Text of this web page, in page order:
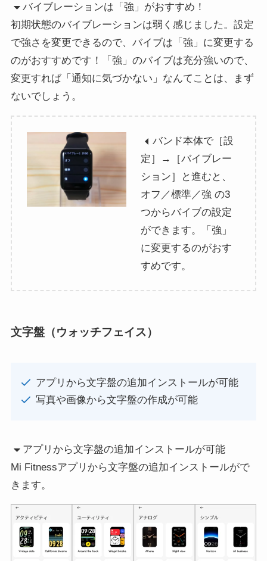
バイブレーションは「強」がおすすめ！
初期状態のバイブレーションは弱く感じました。設定
で強さを変更できるので、バイブは「強」に変更する
のがおすすめです！「強」のバイブは充分強いので、
変更すれば「通知に気づかない」なんてことは、まず
ないでしょう。
バンド本体で［設
定］→［バイブレー
ション］と進むと、
オフ／標準／強 の3
つからバイブの設定
ができます。「強」
に変更するのがおす
すめです。
文字盤（ウォッチフェイス）
アプリから文字盤の追加インストールが可能
写真や画像から文字盤の作成が可能
アプリから文字盤の追加インストールが可能
Mi Fitnessアプリから文字盤の追加インストールがで
きます。